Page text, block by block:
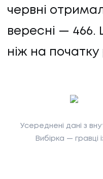
червні
вересні — 466.
ніж на початку
Усереднені дані з
Вибірка — гравці